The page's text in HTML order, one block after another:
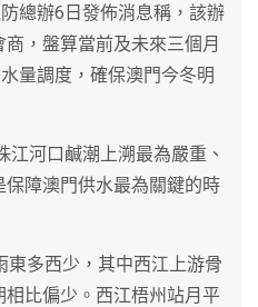
總辦6日發佈消息稱，該辦
，盤算當前及未來三個月
量調度，確保澳門今冬明
河口鹹潮上溯最為嚴重、
障澳門供水最為關鍵的時
多西少，其中西江上游骨
比偏少。西江梧州站月平